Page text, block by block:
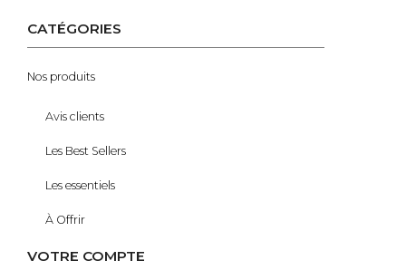
CATÉGORIES
Nos produits
Avis clients
Les Best Sellers
Les essentiels
À Offrir
VOTRE COMPTE